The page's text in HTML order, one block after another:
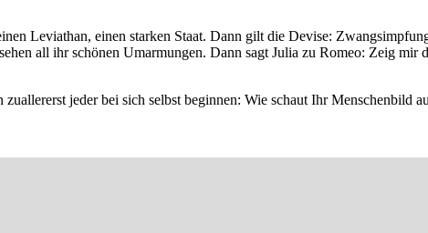
Leviathan, einen starken Staat. Dann gilt die Devise:
all ihr schönen Umarmungen. Dann sagt Julia zu Romeo: Zeig mir
jeder bei sich selbst beginnen: Wie schaut Ihr Menschenbild